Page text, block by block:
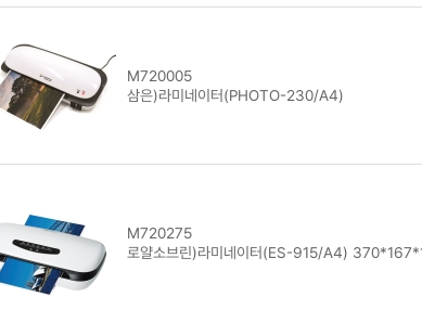
M720005
삼은)라미네이터(PHOTO-230/A4)
M720275
로얄소브린)라미네이터(ES-915/A4)